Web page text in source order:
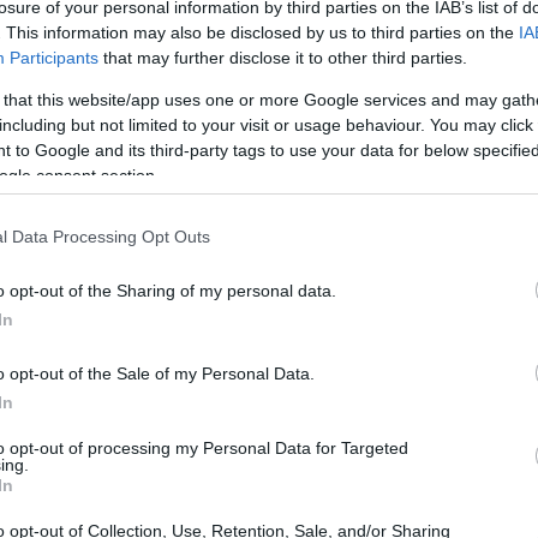
of your personal information by third parties on the IAB’s list of
This information may also be disclosed by us to third parties on the
Participants that may further disclose it to other third parties.
that this website/app uses one or more Google services and may
but not limited to your visit or usage behaviour. You may
to Google and its third-party tags to use your data for below
consent section.
Data Processing Opt Outs
opt-out of the Sharing of my personal data.
opt-out of the Sale of my Personal Data.
opt-out of processing my Personal Data for Targeted
opt-out of Collection, Use, Retention, Sale, and/or Sharing
europeus
Affari, mostraram um início cauteloso, com o Ftse
atualmente está em queda de 0,2%, para 33.160
despertando interesse entre os investidores.
os mercados nesse período, influenciada